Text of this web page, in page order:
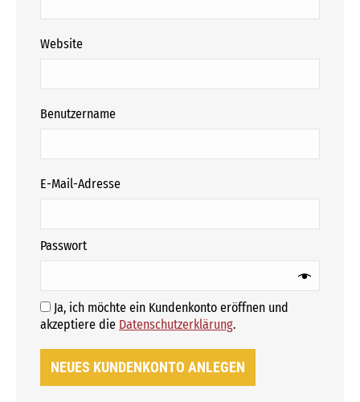
Website
Benutzername
E-Mail-Adresse
Passwort
Ja, ich möchte ein Kundenkonto eröffnen und
akzeptiere die Datenschutzerklärung.
NEUES KUNDENKONTO ANLEGEN